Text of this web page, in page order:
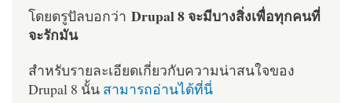
โดยดรูปัลบอกว่า Drupal 8 จะมีบางสิ่งเพื่อทุกคนที่
จะรักมัน
สำหรับรายละเอียดเกี่ยวกับความน่าสนใจของ
Drupal 8 นั้น สามารถอ่านได้ที่นี่